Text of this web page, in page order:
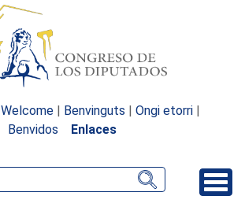
Welcome | Benvinguts | Ongi etorri |
Benvidos
Enlaces